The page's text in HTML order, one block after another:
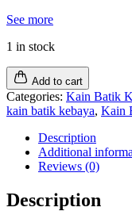
See more
1 in stock
Add to cart
Categories: Kain Batik
kain batik kebaya, Kain
Description
Additional
Reviews (0)
Description